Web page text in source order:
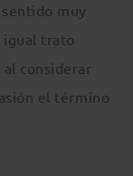
muy
igual trato
considerar
el término